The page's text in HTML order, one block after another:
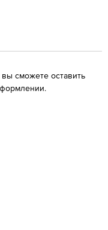
сможете оставить